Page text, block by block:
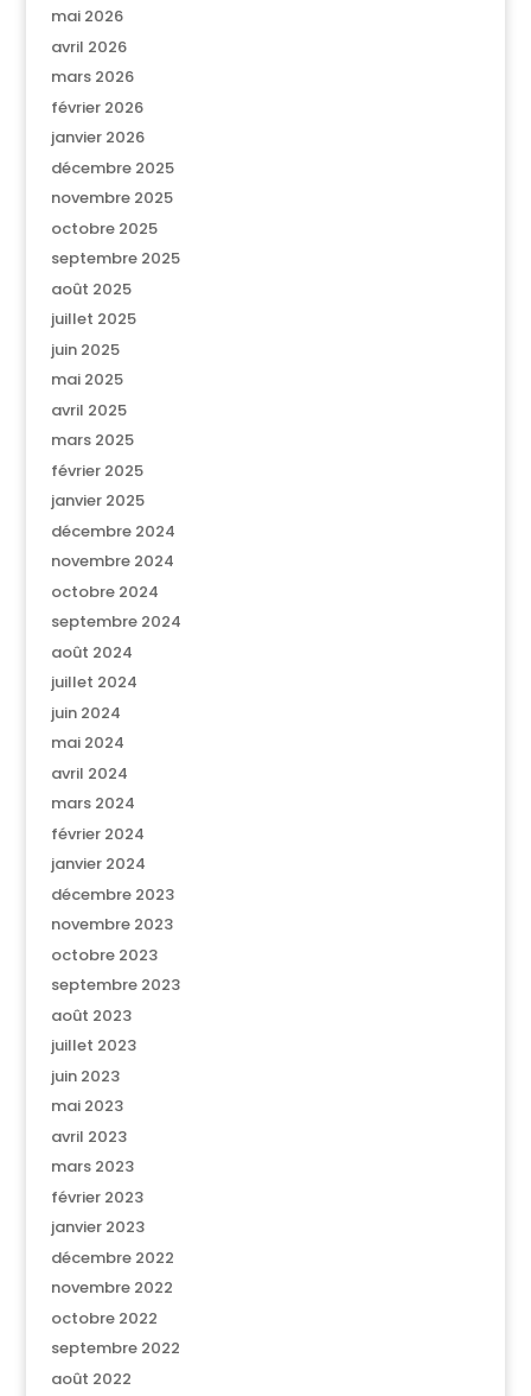
mai 2026
avril 2026
mars 2026
février 2026
janvier 2026
décembre 2025
novembre 2025
octobre 2025
septembre 2025
août 2025
juillet 2025
juin 2025
mai 2025
avril 2025
mars 2025
février 2025
janvier 2025
décembre 2024
novembre 2024
octobre 2024
septembre 2024
août 2024
juillet 2024
juin 2024
mai 2024
avril 2024
mars 2024
février 2024
janvier 2024
décembre 2023
novembre 2023
octobre 2023
septembre 2023
août 2023
juillet 2023
juin 2023
mai 2023
avril 2023
mars 2023
février 2023
janvier 2023
décembre 2022
novembre 2022
octobre 2022
septembre 2022
août 2022